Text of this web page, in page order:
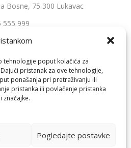
tehnologije poput kolačića za
pristanak za ove tehnologije,
ponašanja pri pretraživanju ili
pristanka ili povlačenje pristanka
značajke.
Pogledajte postavke
Bosne, 75 300 Lukavac
555 999